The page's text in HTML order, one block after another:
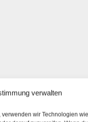
verwalten
wir Technologien